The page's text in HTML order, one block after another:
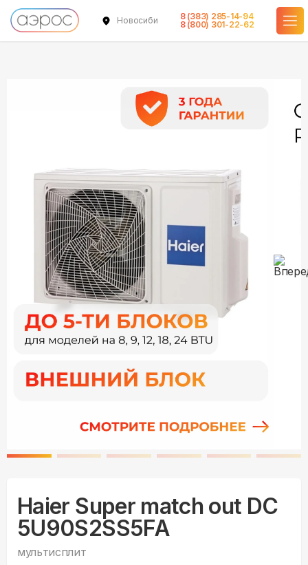
Новосибирск
8 (383) 285-14-94
8 (800) 301-22-62
Haier Super match out DC
5U90S2SS5FA
мультисплит
в наличии
в наличии
в наличии
в наличии
в наличии